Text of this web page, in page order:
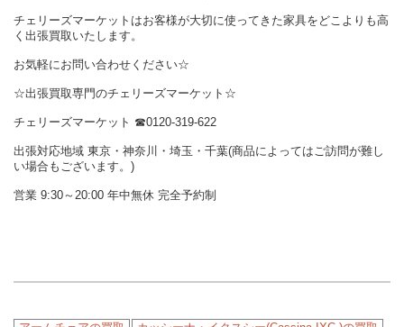
チェリーズマーケットはお客様が大切に使ってきた家具をどこよりも高
く出張買取いたします。
お気軽にお問い合わせください☆
☆出張買取専門のチェリーズマーケット☆
チェリーズマーケット ☎︎0120-319-622
出張対応地域 東京・神奈川・埼玉・千葉(商品によってはご訪問が難し
い場合もございます。)
営業 9:30～20:00 年中無休 完全予約制